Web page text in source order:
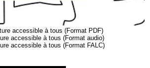
accessible à tous (Format PDF)
accessible à tous (Format audio)
accessible à tous (Format FALC)